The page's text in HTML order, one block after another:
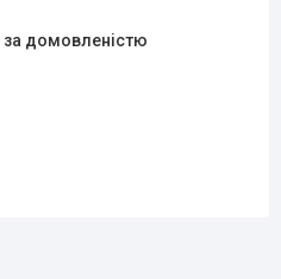
за домовленістю